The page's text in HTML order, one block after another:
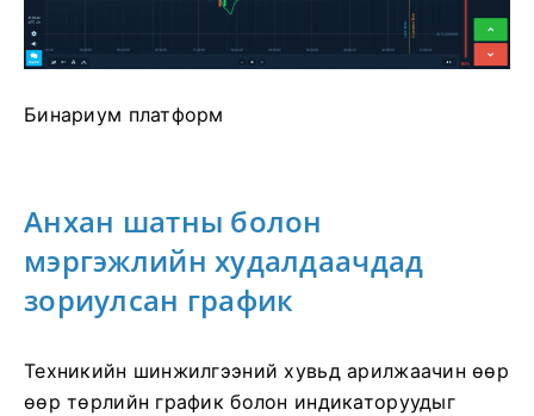
Бинариум платформ
Анхан шатны болон
мэргэжлийн худалдаачдад
зориулсан график
Техникийн шинжилгээний хувьд арилжаачин өөр
өөр төрлийн график болон индикаторуудыг